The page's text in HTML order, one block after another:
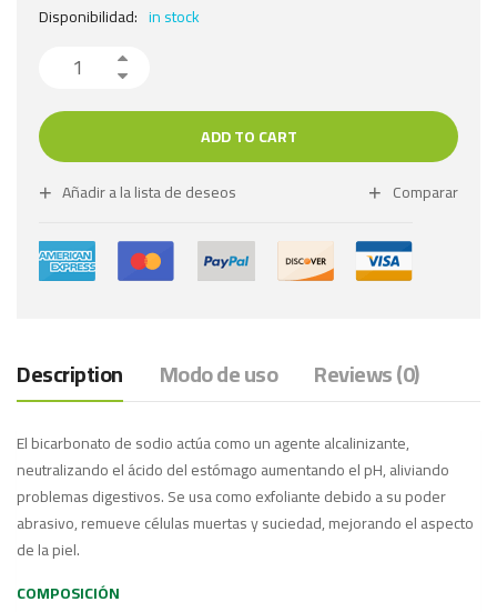
Disponibilidad: in stock
ADD TO CART
Añadir a la lista de deseos
Comparar
Description Modo de uso Reviews (0)
El bicarbonato de sodio actúa como un agente alcalinizante,
neutralizando el ácido del estómago aumentando el pH, aliviando
problemas digestivos. Se usa como exfoliante debido a su poder
abrasivo, remueve células muertas y suciedad, mejorando el aspecto
de la piel.
COMPOSICIÓN